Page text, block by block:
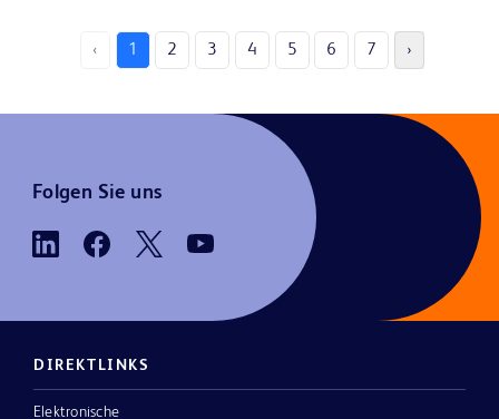
‹ 1 2 3 4 5 6 7 ›
Folgen Sie uns
DIREKTLINKS
Elektronische